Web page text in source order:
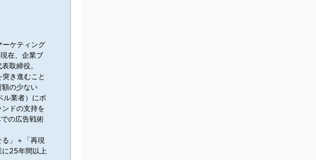
ーケティング
在、企業ブ
取締役。
き進むこと
の少ない
ル業者）にボ
ドの支持を
の広告戦術
」＋「再現
に25年間以上